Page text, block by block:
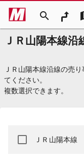
search
ＪＲ山陽本線
ＪＲ山陽本線沿線の売
てください。
複数選択できます。
ＪＲ山陽本線